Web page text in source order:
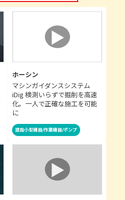
ホーシン
マシンガイダンスシステム
iDig 検測いらずで掘削を高速
化。一人で正確な施工を可能
に
建設小型機器/作業機器/ポンプ